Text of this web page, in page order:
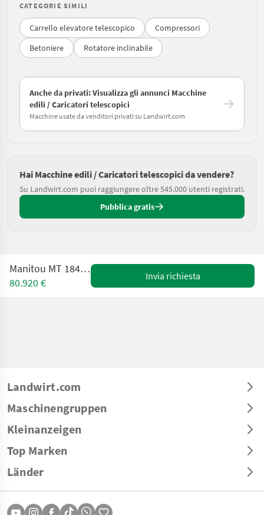
CATEGORIE SIMILI
Carrello elevatore telescopico
Compressori
Betoniere
Rotatore inclinabile
Anche da privati: Visualizza gli annunci Macchine
edili / Caricatori telescopici
Macchine usate da venditori privati su Landwirt.com
Hai Macchine edili / Caricatori telescopici da vendere?
Su Landwirt.com puoi raggiungere oltre 545.000 utenti registrati.
Pubblica gratis
Manitou MT 1840100PST4S1
80.920 €
Invia richiesta
Landwirt.com
Maschinengruppen
Kleinanzeigen
Top Marken
Länder